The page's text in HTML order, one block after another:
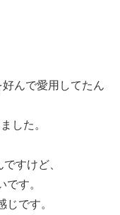
好んで愛用してたん
した。
すけど、
す。
じです。